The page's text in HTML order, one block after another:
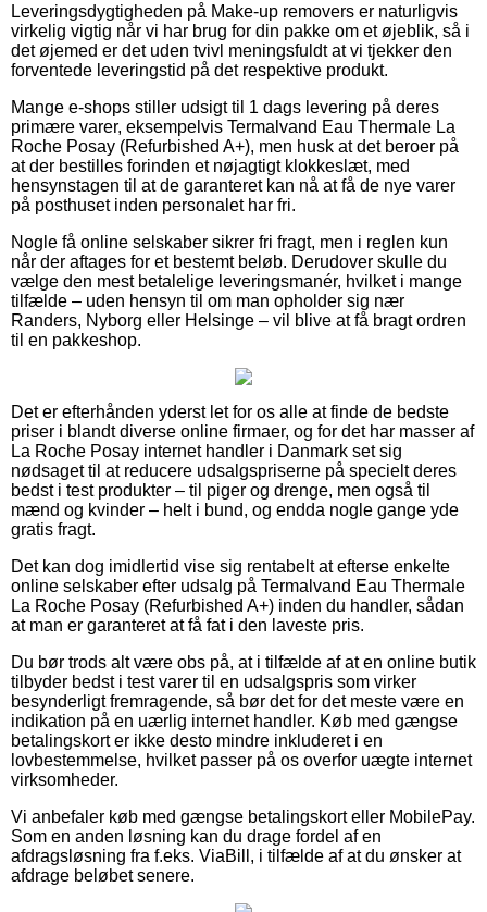
Leveringsdygtigheden på Make-up removers er naturligvis
virkelig vigtig når vi har brug for din pakke om et øjeblik, så i
det øjemed er det uden tvivl meningsfuldt at vi tjekker den
forventede leveringstid på det respektive produkt.
Mange e-shops stiller udsigt til 1 dags levering på deres
primære varer, eksempelvis Termalvand Eau Thermale La
Roche Posay (Refurbished A+), men husk at det beroer på
at der bestilles forinden et nøjagtigt klokkeslæt, med
hensynstagen til at de garanteret kan nå at få de nye varer
på posthuset inden personalet har fri.
Nogle få online selskaber sikrer fri fragt, men i reglen kun
når der aftages for et bestemt beløb. Derudover skulle du
vælge den mest betalelige leveringsmanér, hvilket i mange
tilfælde – uden hensyn til om man opholder sig nær
Randers, Nyborg eller Helsinge – vil blive at få bragt ordren
til en pakkeshop.
Det er efterhånden yderst let for os alle at finde de bedste
priser i blandt diverse online firmaer, og for det har masser af
La Roche Posay internet handler i Danmark set sig
nødsaget til at reducere udsalgspriserne på specielt deres
bedst i test produkter – til piger og drenge, men også til
mænd og kvinder – helt i bund, og endda nogle gange yde
gratis fragt.
Det kan dog imidlertid vise sig rentabelt at efterse enkelte
online selskaber efter udsalg på Termalvand Eau Thermale
La Roche Posay (Refurbished A+) inden du handler, sådan
at man er garanteret at få fat i den laveste pris.
Du bør trods alt være obs på, at i tilfælde af at en online butik
tilbyder bedst i test varer til en udsalgspris som virker
besynderligt fremragende, så bør det for det meste være en
indikation på en uærlig internet handler. Køb med gængse
betalingskort er ikke desto mindre inkluderet i en
lovbestemmelse, hvilket passer på os overfor uægte internet
virksomheder.
Vi anbefaler køb med gængse betalingskort eller MobilePay.
Som en anden løsning kan du drage fordel af en
afdragsløsning fra f.eks. ViaBill, i tilfælde af at du ønsker at
afdrage beløbet senere.